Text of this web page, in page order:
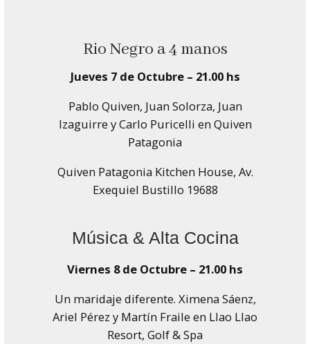
Rio Negro a 4 manos
Jueves 7 de Octubre – 21.00 hs
Pablo Quiven, Juan Solorza, Juan
Izaguirre y Carlo Puricelli en Quiven
Patagonia
Quiven Patagonia Kitchen House, Av.
Exequiel Bustillo 19688
Música & Alta Cocina
Viernes 8 de Octubre – 21.00 hs
Un maridaje diferente. Ximena Sáenz,
Ariel Pérez y Martín Fraile en Llao Llao
Resort, Golf & Spa